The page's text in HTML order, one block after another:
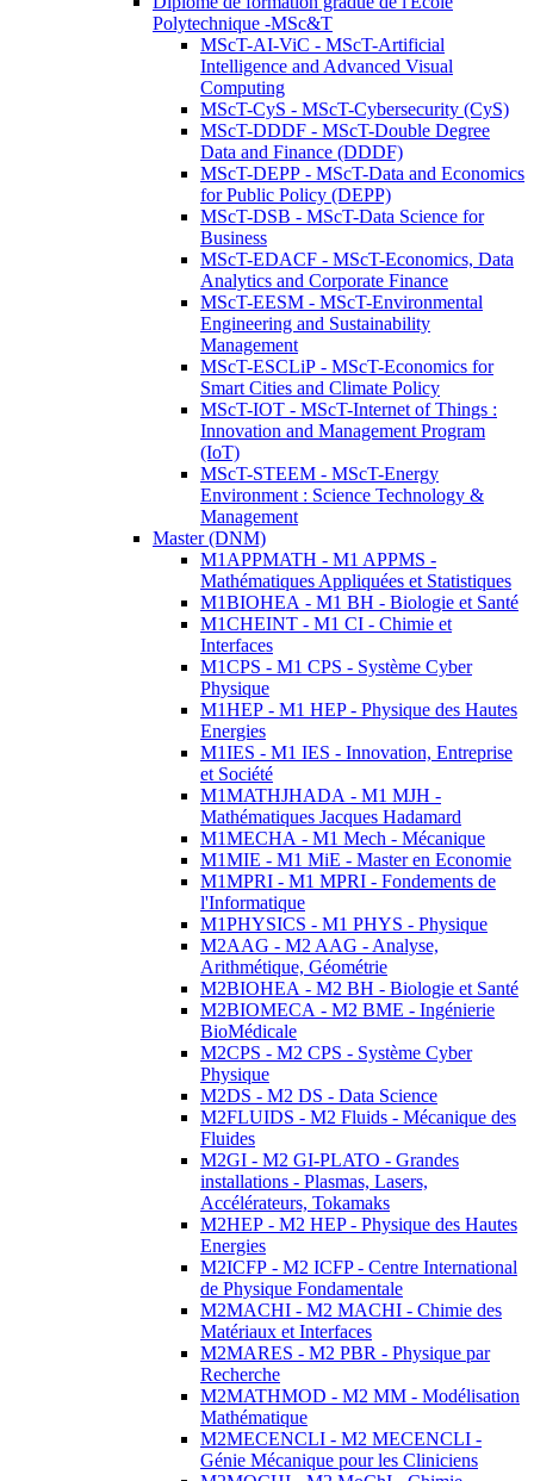
Polytechnique -MSc&T
MScT-AI-ViC - MScT-Artificial
Intelligence and Advanced Visual
Computing
MScT-CyS - MScT-Cybersecurity (CyS)
MScT-DDDF - MScT-Double Degree
Data and Finance (DDDF)
MScT-DEPP - MScT-Data and Economics
for Public Policy (DEPP)
MScT-DSB - MScT-Data Science for
Business
MScT-EDACF - MScT-Economics, Data
Analytics and Corporate Finance
MScT-EESM - MScT-Environmental
Engineering and Sustainability
Management
MScT-ESCLiP - MScT-Economics for
Smart Cities and Climate Policy
MScT-IOT - MScT-Internet of Things :
Innovation and Management Program
(IoT)
MScT-STEEM - MScT-Energy
Environment : Science Technology &
Management
Master (DNM)
M1APPMATH - M1 APPMS -
Mathématiques Appliquées et Statistiques
M1BIOHEA - M1 BH - Biologie et Santé
M1CHEINT - M1 CI - Chimie et
Interfaces
M1CPS - M1 CPS - Système Cyber
Physique
M1HEP - M1 HEP - Physique des Hautes
Energies
M1IES - M1 IES - Innovation, Entreprise
et Société
M1MATHJHADA - M1 MJH -
Mathématiques Jacques Hadamard
M1MECHA - M1 Mech - Mécanique
M1MIE - M1 MiE - Master en Economie
M1MPRI - M1 MPRI - Fondements de
l'Informatique
M1PHYSICS - M1 PHYS - Physique
M2AAG - M2 AAG - Analyse,
Arithmétique, Géométrie
M2BIOHEA - M2 BH - Biologie et Santé
M2BIOMECA - M2 BME - Ingénierie
BioMédicale
M2CPS - M2 CPS - Système Cyber
Physique
M2DS - M2 DS - Data Science
M2FLUIDS - M2 Fluids - Mécanique des
Fluides
M2GI - M2 GI-PLATO - Grandes
installations - Plasmas, Lasers,
Accélérateurs, Tokamaks
M2HEP - M2 HEP - Physique des Hautes
Energies
M2ICFP - M2 ICFP - Centre International
de Physique Fondamentale
M2MACHI - M2 MACHI - Chimie des
Matériaux et Interfaces
M2MARES - M2 PBR - Physique par
Recherche
M2MATHMOD - M2 MM - Modélisation
Mathématique
M2MECENCLI - M2 MECENCLI -
Génie Mécanique pour les Cliniciens